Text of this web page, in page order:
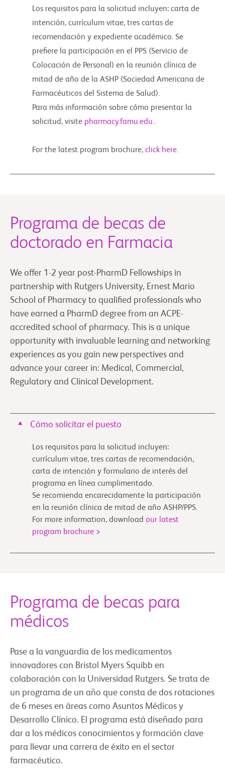
Los requisitos para la solicitud incluyen: carta de
intención, currículum vitae, tres cartas de
recomendación y expediente académico. Se
prefiere la participación en el PPS (Servicio de
Colocación de Personal) en la reunión clínica de
mitad de año de la ASHP (Sociedad Americana de
Farmacéuticos del Sistema de Salud).
Para más información sobre cómo presentar la
solicitud, visite pharmacy.famu.edu..
For the latest program brochure, click here.
Programa de becas de
doctorado en Farmacia
We offer 1-2 year post-PharmD Fellowships in
partnership with Rutgers University, Ernest Mario
School of Pharmacy to qualified professionals who
have earned a PharmD degree from an ACPE-
accredited school of pharmacy. This is a unique
opportunity with invaluable learning and networking
experiences as you gain new perspectives and
advance your career in: Medical, Commercial,
Regulatory and Clinical Development.
Cómo solicitar el puesto
Los requisitos para la solicitud incluyen:
currículum vitae, tres cartas de recomendación,
carta de intención y formulario de interés del
programa en línea cumplimentado.
Se recomienda encarecidamente la participación
en la reunión clínica de mitad de año ASHP/PPS.
For more information, download our latest
program brochure >
Programa de becas para
médicos
Pase a la vanguardia de los medicamentos
innovadores con Bristol Myers Squibb en
colaboración con la Universidad Rutgers. Se trata de
un programa de un año que consta de dos rotaciones
de 6 meses en áreas como Asuntos Médicos y
Desarrollo Clínico. El programa está diseñado para
dar a los médicos conocimientos y formación clave
para llevar una carrera de éxito en el sector
farmacéutico.